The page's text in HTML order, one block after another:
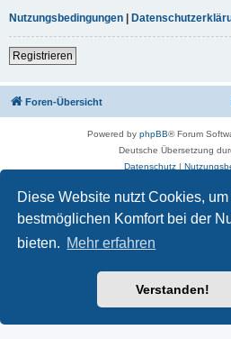
Diese Website nutzt Cookies,
bestmöglichen Komfort bei der
bieten. Mehr erfahren
Verstanden!
Nutzungsbedingungen |
Registrieren
Foren-Übersicht
Powered by phpBB® Forum
Deutsche Übersetzung
Datenschutz|